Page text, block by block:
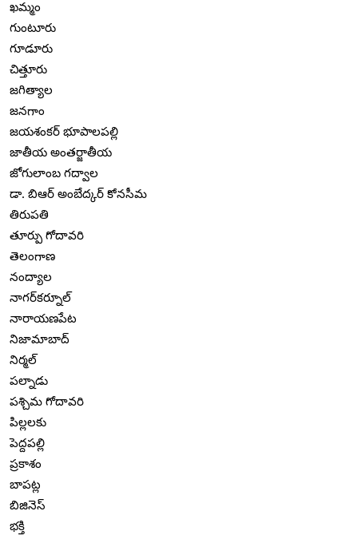
ఖమ్మం
గుంటూరు
గూడూరు
చిత్తూరు
జగిత్యాల
జనగాం
జయశంకర్ భూపాలపల్లి
జాతీయ అంతర్జాతీయ
జోగులాంబ గద్వాల
డా. బిఆర్ అంబేద్కర్ కోనసీమ
తిరుపతి
తూర్పు గోదావరి
తెలంగాణ
నంద్యాల
నాగర్‌కర్నూల్
నారాయణపేట
నిజామాబాద్
నిర్మల్
పల్నాడు
పశ్చిమ గోదావరి
పిల్లలకు
పెద్దపల్లి
ప్రకాశం
బాపట్ల
బిజినెస్
భక్తి